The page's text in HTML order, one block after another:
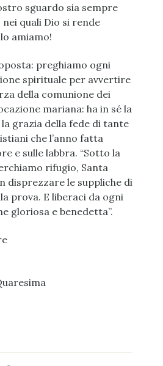
sguardo sia sempre
quali Dio si rende
amiamo!
preghiamo ogni
spirituale per avvertire
della comunione dei
mariana: ha in sé la
grazia della fede di tante
che l’anno fatta
e sulle labbra. “Sotto la
rifugio, Santa
disprezzare le suppliche di
prova. E liberaci da ogni
gloriosa e benedetta”.